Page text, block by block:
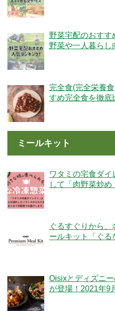
野菜宅配のおす
野菜や一人暮らし
完全食(完全栄養
すめ完全食を徹底
ミールキット
ワタミの宅食ダイ
して「肉野菜炒
ぐるすぐりから、
ールキット「ぐる
Oisixとディズニ
が登場！2021年9